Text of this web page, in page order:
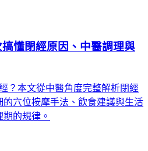
懂閉經原因、中醫調理與
？本文從中醫角度完整解析閉經
穴位按摩手法、飲食建議與生活
的規律。